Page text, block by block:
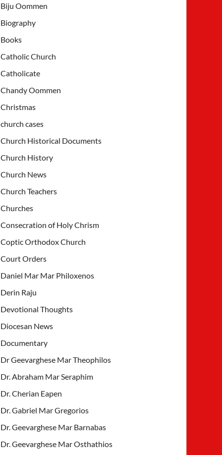
Biju Oommen
Biography
Books
Catholic Church
Catholicate
Chandy Oommen
Christmas
church cases
Church Historical Documents
Church History
Church News
Church Teachers
Churches
Consecration of Holy Chrism
Coptic Orthodox Church
Court Orders
Daniel Mar Mar Philoxenos
Derin Raju
Devotional Thoughts
Diocesan News
Documentary
Dr Geevarghese Mar Theophilos
Dr. Abraham Mar Seraphim
Dr. Cherian Eapen
Dr. Gabriel Mar Gregorios
Dr. Geevarghese Mar Barnabas
Dr. Geevarghese Mar Osthathios